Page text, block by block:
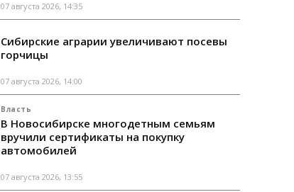
07 августа 2026, 14:35
Сибирские аграрии увеличивают посевы
горчицы
07 августа 2026, 14:00
Власть
В Новосибирске многодетным семьям
вручили сертификаты на покупку
автомобилей
07 августа 2026, 13:55